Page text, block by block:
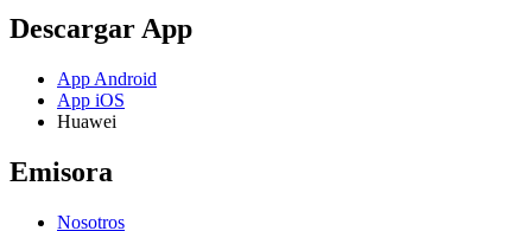
Descargar App
App Android
App iOS
Huawei
Emisora
Nosotros